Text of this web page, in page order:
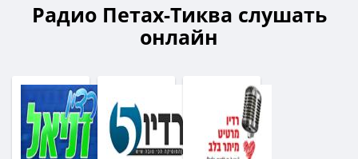
Радио Петах-Тиква слушать
онлайн